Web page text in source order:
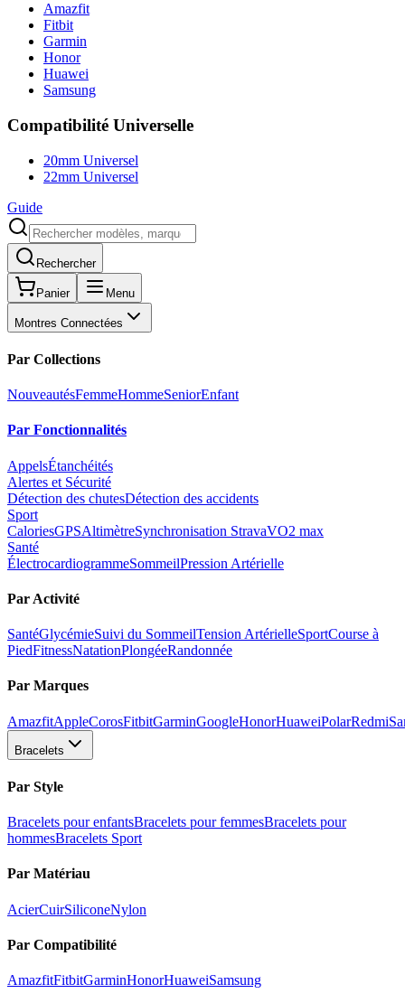
Amazfit
Fitbit
Garmin
Honor
Huawei
Samsung
Compatibilité Universelle
20mm Universel
22mm Universel
Guide
Rechercher
Panier Menu
Montres Connectées
Par Collections
NouveautésFemmeHommeSeniorEnfant
Par Fonctionnalités
AppelsÉtanchéités
Alertes et Sécurité
Détection des chutesDétection des accidents
Sport
CaloriesGPSAltimètreSynchronisation StravaVO2 max
Santé
ÉlectrocardiogrammeSommeilPression Artérielle
Par Activité
SantéGlycémieSuivi du SommeilTension ArtérielleSportCourse à
PiedFitnessNatationPlongéeRandonnée
Par Marques
AmazfitAppleCorosFitbitGarminGoogleHonorHuaweiPolarRedmi
Bracelets
Par Style
Bracelets pour enfantsBracelets pour femmesBracelets pour
hommesBracelets Sport
Par Matériau
AcierCuirSiliconeNylon
Par Compatibilité
AmazfitFitbitGarminHonorHuaweiSamsung